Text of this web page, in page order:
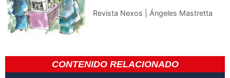
Revista Nexos | Ángeles Mastretta
CONTENIDO RELACIONADO